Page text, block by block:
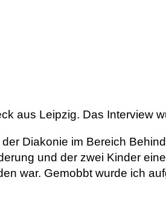
aus Leipzig. Das Interview
Diakonie im Bereich
und der zwei Kinder
war. Gemobbt wurde ich